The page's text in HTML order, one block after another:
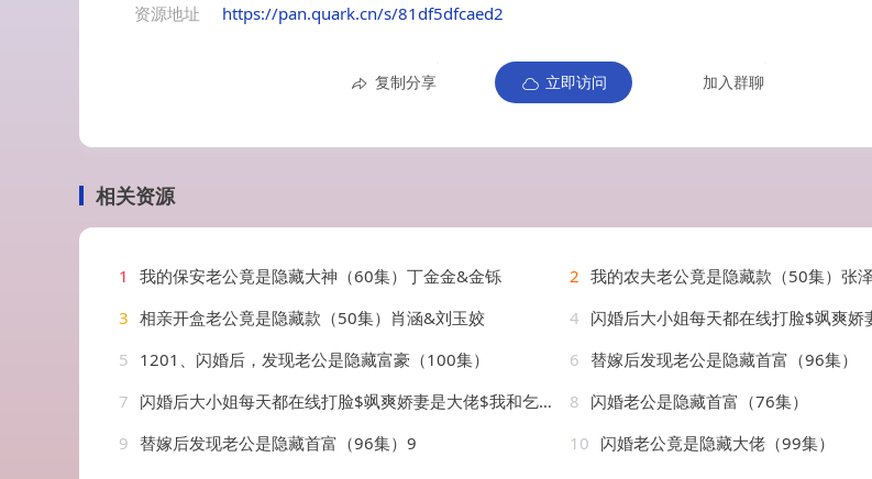
资源地址
https://pan.quark.cn/s/81df5dfcaed2
复制分享 立即访问 加入群聊
相关资源
1 我的保安老公竟是隐藏大神（60集）丁金金&金铄 2 我的农夫老公竟是隐藏款（50集）张
3 相亲开盒老公竟是隐藏款（50集）肖涵&刘玉姣 4 闪婚后大小姐每天都在线打脸$飒爽娇妻是大佬$我和乞丐老
5 1201、闪婚后，发现老公是隐藏富豪（100集） 6 替嫁后发现老公是隐藏首富（96集）
7 闪婚后大小姐每天都在线打脸$飒爽娇妻是大佬$我和乞丐老公都不装了（83）葛晓曦 8 闪婚老公是隐藏首富（76集）
9 替嫁后发现老公是隐藏首富（96集）9 10 闪婚老公竟是隐藏大佬（99集）